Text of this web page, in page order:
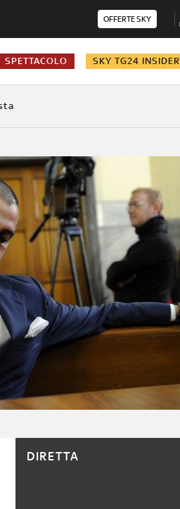
OFFERTE SKY
SPETTACOLO SKY TG24 INSIDER
DIRETTA